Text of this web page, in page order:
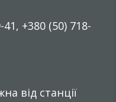
+380 (50) 718-
від станції